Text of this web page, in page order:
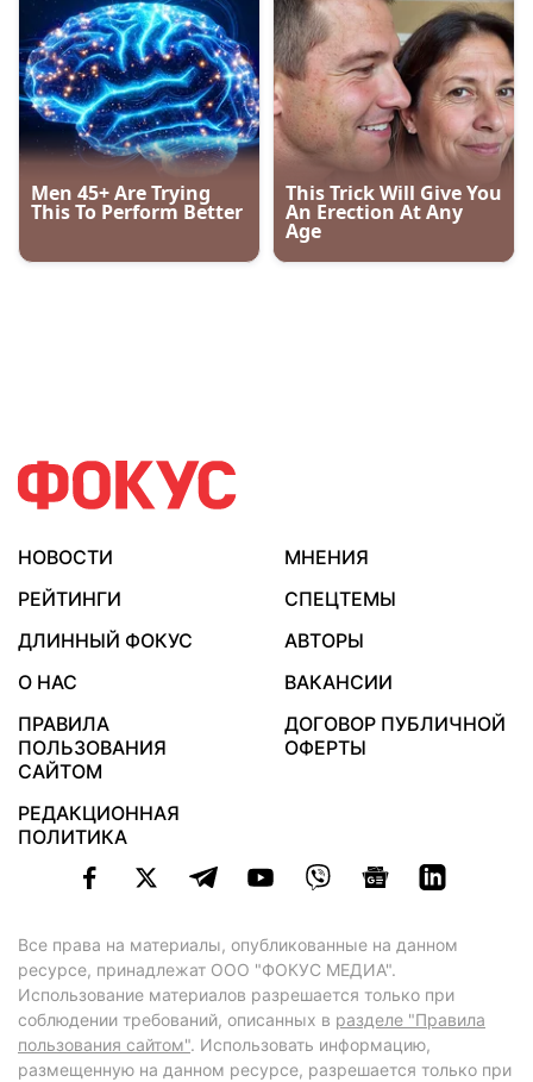
НОВОСТИ
МНЕНИЯ
РЕЙТИНГИ
СПЕЦТЕМЫ
ДЛИННЫЙ ФОКУС
АВТОРЫ
О НАС
ВАКАНСИИ
ПРАВИЛА
ПОЛЬЗОВАНИЯ
САЙТОМ
ДОГОВОР ПУБЛИЧНОЙ
ОФЕРТЫ
РЕДАКЦИОННАЯ
ПОЛИТИКА
Все права на материалы, опубликованные на данном
ресурсе, принадлежат ООО "ФОКУС МЕДИА".
Использование материалов разрешается только при
соблюдении требований, описанных в разделе "Правила
пользования сайтом". Использовать информацию,
размещенную на данном ресурсе, разрешается только при